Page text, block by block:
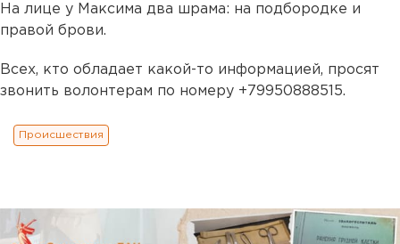
На лице у Максима два шрама: на подбородке и
правой брови.
Всех, кто обладает какой-то информацией, просят
звонить волонтерам по номеру +79950888515.
Происшествия